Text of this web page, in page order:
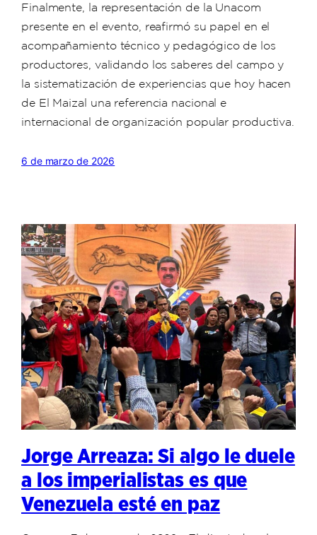
Finalmente, la representación de la Unacom
presente en el evento, reafirmó su papel en el
acompañamiento técnico y pedagógico de los
productores, validando los saberes del campo y
la sistematización de experiencias que hoy hacen
de El Maizal una referencia nacional e
internacional de organización popular productiva.
6 de marzo de 2026
Jorge Arreaza: Si algo le duele
a los imperialistas es que
Venezuela esté en paz